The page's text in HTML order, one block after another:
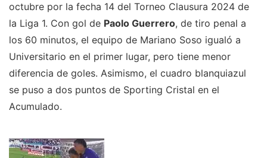
octubre por la fecha 14 del Torneo Clausura 2024 de
la Liga 1. Con gol de Paolo Guerrero, de tiro penal a
los 60 minutos, el equipo de Mariano Soso igualó a
Universitario en el primer lugar, pero tiene menor
diferencia de goles. Asimismo, el cuadro blanquiazul
se puso a dos puntos de Sporting Cristal en el
Acumulado.